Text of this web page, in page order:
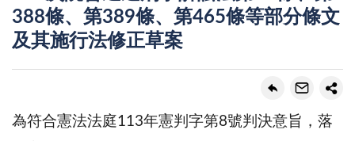
388條、第389條、第465條等部分條文
及其施行法修正草案
為符合憲法法庭113年憲判字第8號判決意旨，落